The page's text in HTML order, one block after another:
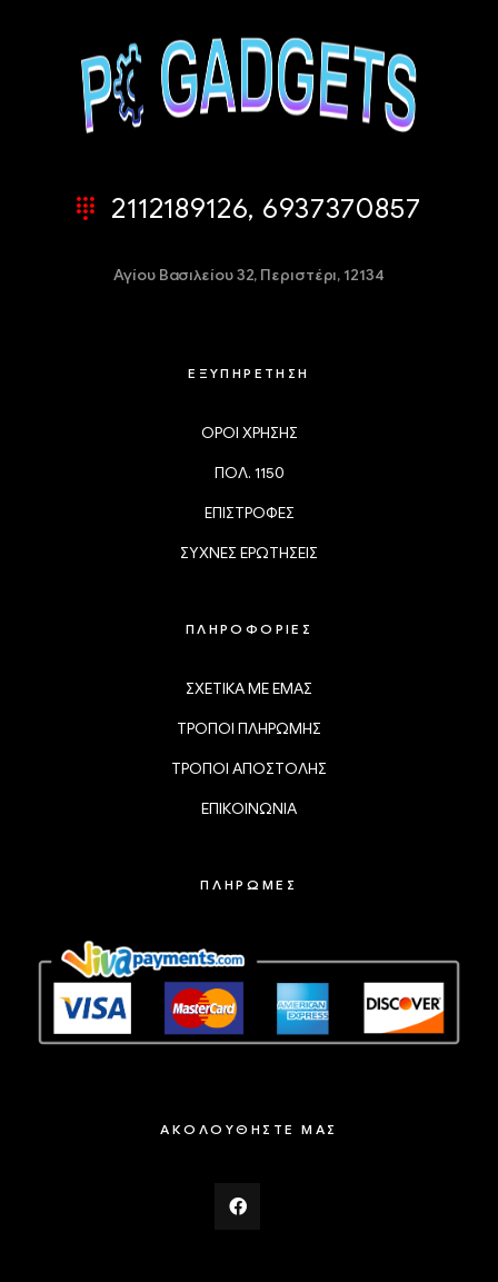
2112189126, 6937370857
Αγίου Βασιλείου 32, Περιστέρι, 12134
ΕΞΥΠΗΡΕΤΗΣΗ
ΟΡΟΙ ΧΡΗΣΗΣ
ΠΟΛ. 1150
ΕΠΙΣΤΡΟΦΕΣ
ΣΥΧΝΕΣ ΕΡΩΤΗΣΕΙΣ
ΠΛΗΡΟΦΟΡΙΕΣ
ΣΧΕΤΙΚΑ ΜΕ ΕΜΑΣ
ΤΡΟΠΟΙ ΠΛΗΡΩΜΗΣ
ΤΡΟΠΟΙ ΑΠΟΣΤΟΛΗΣ
ΕΠΙΚΟΙΝΩΝΙΑ
ΠΛΗΡΩΜΕΣ
ΑΚΟΛΟΥΘΗΣΤΕ ΜΑΣ